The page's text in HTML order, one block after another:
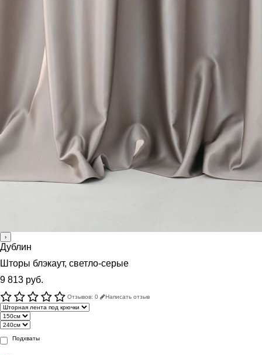
›
Дублин
Шторы блэкаут, светло-серые
9 813 руб.
Отзывов: 0 Написать отзыв
Подхваты